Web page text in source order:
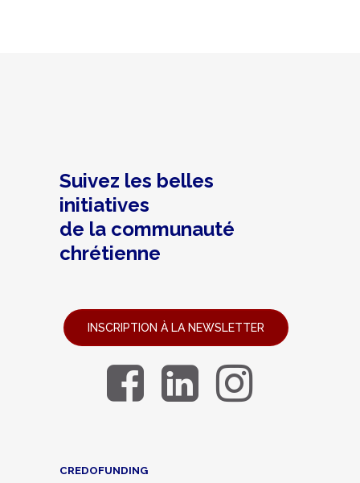
Suivez les belles
initiatives
de la communauté
chrétienne
INSCRIPTION À LA NEWSLETTER
CREDOFUNDING